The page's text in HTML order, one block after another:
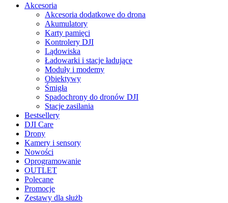
Akcesoria
Akcesoria dodatkowe do drona
Akumulatory
Karty pamięci
Kontrolery DJI
Lądowiska
Ładowarki i stacje ładujące
Moduły i modemy
Obiektywy
Śmigła
Spadochrony do dronów DJI
Stacje zasilania
Bestsellery
DJI Care
Drony
Kamery i sensory
Nowości
Oprogramowanie
OUTLET
Polecane
Promocje
Zestawy dla służb